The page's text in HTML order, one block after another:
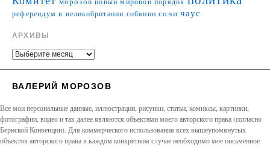
референдум в великобритании собянин сочи чаус
АРХИВЫ
ВАЛЕРИЙ МОРОЗОВ
Все мои персональные данные, иллюстрации, рисунки, статьи, комиксы, картинки,
фотографии, видео и так далее являются объектами моего авторского права (согласно
Бернской Конвенции). Для коммерческого использования всех вышеупомянутых
объектов авторского права в каждом конкретном случае необходимо мое письменное